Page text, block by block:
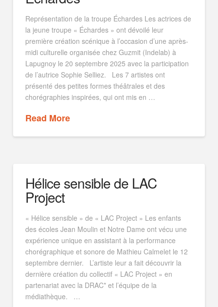
Représentation de la troupe Échardes Les actrices de
la jeune troupe « Échardes » ont dévoilé leur
première création scénique à l’occasion d’une après-
midi culturelle organisée chez Guzmit (Indelab) à
Lapugnoy le 20 septembre 2025 avec la participation
de l’autrice Sophie Selliez. Les 7 artistes ont
présenté des petites formes théâtrales et des
chorégraphies inspirées, qui ont mis en …
Read More
Hélice sensible de LAC
Project
« Hélice sensible » de « LAC Project » Les enfants
des écoles Jean Moulin et Notre Dame ont vécu une
expérience unique en assistant à la performance
chorégraphique et sonore de Mathieu Calmelet le 12
septembre dernier. L’artiste leur a fait découvrir la
dernière création du collectif « LAC Project » en
partenariat avec la DRAC* et l’équipe de la
médiathèque. …